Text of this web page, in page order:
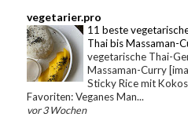
vegetarier.pro
11 beste
Thai bis Massaman-
vegetarische Thai-
Massaman-Curry
Sticky Rice mit
Favoriten: Veganes Man...
vor 3 Wochen